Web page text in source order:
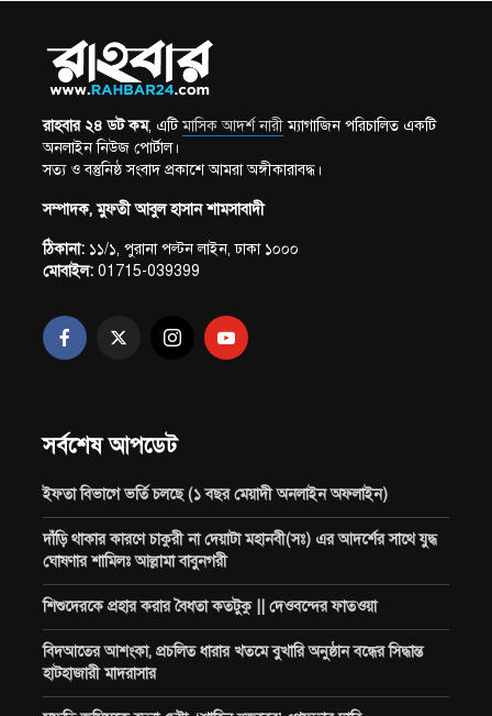
রাহবার ২৪ ডট কম, এটিমাসিক আদর্শ নারীম্যাগাজিন পরিচালিত একটি
অনলাইন নিউজ পোর্টাল।
সত্য ও বস্তুনিষ্ঠ সংবাদ প্রকাশে আমরা অঙ্গীকারাবদ্ধ।
সম্পাদক, মুফতী আবুল হাসান শামসাবাদী
ঠিকানা: ১১/১, পুরানা পল্টন লাইন, ঢাকা ১০০০
মোবাইল: 01715-039399
সর্বশেষ আপডেট
ইফতা বিভাগে ভর্তি চলছে (১ বছর মেয়াদী অনলাইন অফলাইন)
দাঁড়ি থাকার কারণে চাকুরী না দেয়াটা মহানবী(সঃ) এর আদর্শের সাথে যুদ্ধ
ঘোষণার শামিলঃ আল্লামা বাবুনগরী
শিশুদেরকে প্রহার করার বৈধতা কতটুকু || দেওবন্দের ফাতওয়া
বিদআতের আশংকা, প্রচলিত ধারার খতমে বুখারি অনুষ্ঠান বন্ধের সিদ্ধান্ত
হাটহাজারী মাদরাসার